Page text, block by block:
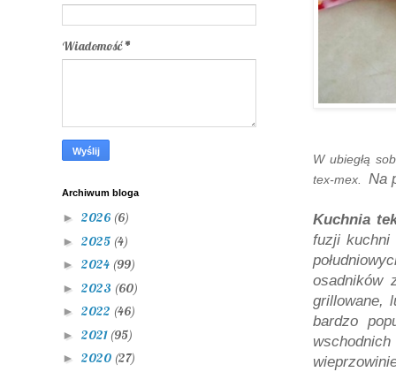
W ubiegłą
tex-mex. Na
Kuchnia
fuzji kuchni
osadników
grillowane,
bardzo
Wiadomość*
Archiwum bloga
► 2026 (6)
► 2025 (4)
► 2024 (99)
► 2023 (60)
► 2022 (46)
► 2021 (95)
► 2020 (27)